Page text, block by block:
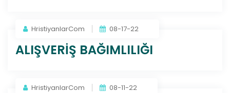
HristiyanlarCom 08-17-22
ALIŞVERİŞ BAĞIMLILIĞI
HristiyanlarCom 08-11-22